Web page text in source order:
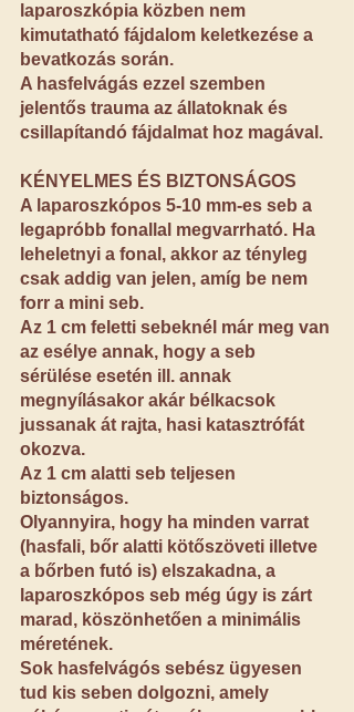
laparoszkópia közben nem
kimutatható fájdalom keletkezése a
bevatkozás során.
A hasfelvágás ezzel szemben
jelentős trauma az állatoknak és
csillapítandó fájdalmat hoz magával.
KÉNYELMES ÉS BIZTONSÁGOS
A laparoszkópos 5-10 mm-es seb a
legapróbb fonallal megvarrható. Ha
leheletnyi a fonal, akkor az tényleg
csak addig van jelen, amíg be nem
forr a mini seb.
Az 1 cm feletti sebeknél már meg van
az esélye annak, hogy a seb
sérülése esetén ill. annak
megnyílásakor akár bélkacsok
jussanak át rajta, hasi katasztrófát
okozva.
Az 1 cm alatti seb teljesen
biztonságos.
Olyannyira, hogy ha minden varrat
(hasfali, bőr alatti kötőszöveti illetve
a bőrben futó is) elszakadna, a
laparoszkópos seb még úgy is zárt
marad, köszönhetően a minimális
méretének.
Sok hasfelvágós sebész ügyesen
tud kis seben dolgozni, amely